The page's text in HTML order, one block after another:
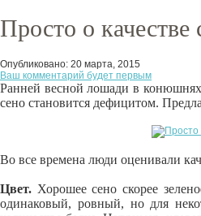
Просто о качестве
Опубликовано: 20 марта, 2015
Ваш комментарий будет первым
Ранней весной лошади в
сено становится дефицитом.
Во все времена люди оценивали
Цвет. Хорошее сено скорее
одинаковый, ровный, но для